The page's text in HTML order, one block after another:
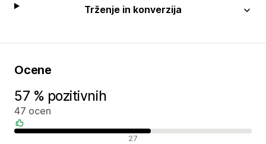
Trženje in konverzija
Ocene
57 % pozitivnih
47 ocen
Pozitivne ocene 27